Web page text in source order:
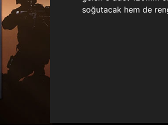
soğutacak hem de